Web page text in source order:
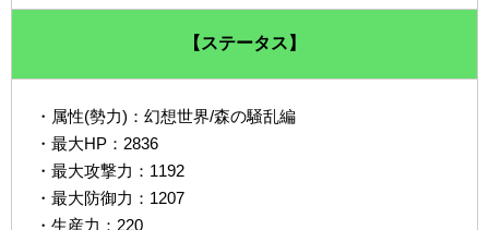
【ステータス】
・属性(勢力)：幻想世界/森の騒乱編
・最大HP：2836
・最大攻撃力：1192
・最大防御力：1207
・生産力：220